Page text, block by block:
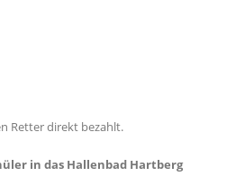
Retter direkt bezahlt.
in das Hallenbad Hartberg